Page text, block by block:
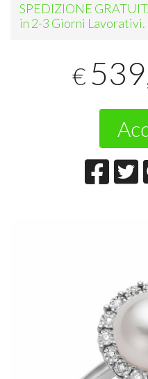
SPEDIZIONE
in 2-3 Giorni Lavorativi.
€ 539